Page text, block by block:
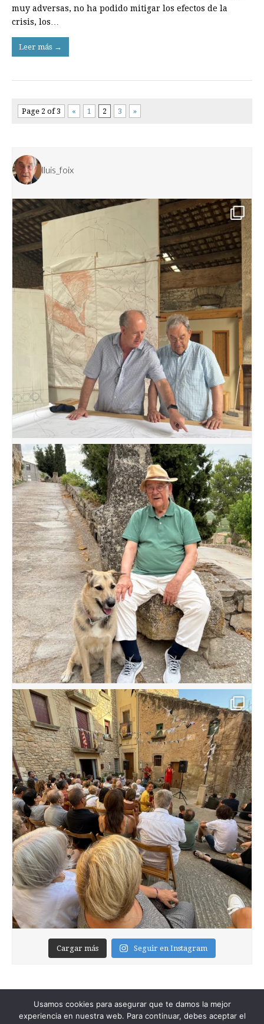
muy adversas, no ha podido mitigar los efectos de la
crisis, los…
Leer más →
Page 2 of 3 « 1 2 3 »
lluis_foix
Cargar más Seguir en Instagram
Usamos cookies para asegurar que te damos la mejor
experiencia en nuestra web. Para continuar, debes aceptar el